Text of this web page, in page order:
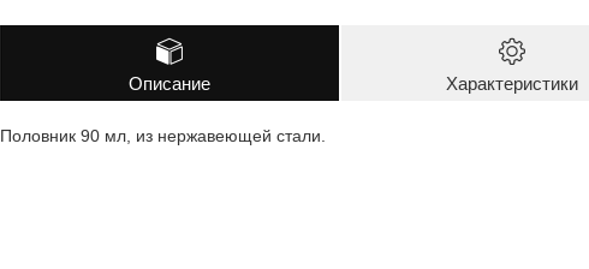
Описание Характеристики
Половник 90 мл, из нержавеющей стали.